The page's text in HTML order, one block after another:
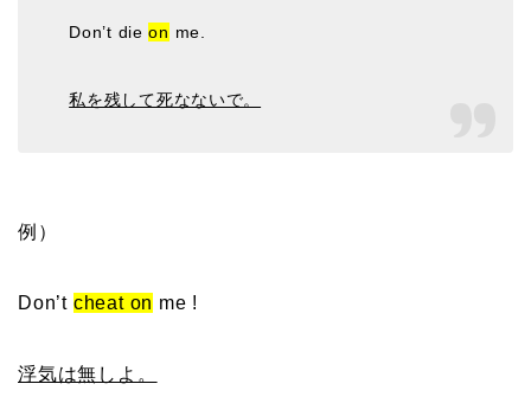
Don’t dieon me.
私を残して死なないで。
例）
Don’t cheat on me !
浮気は無しよ。